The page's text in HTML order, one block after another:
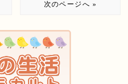
次のページへ »